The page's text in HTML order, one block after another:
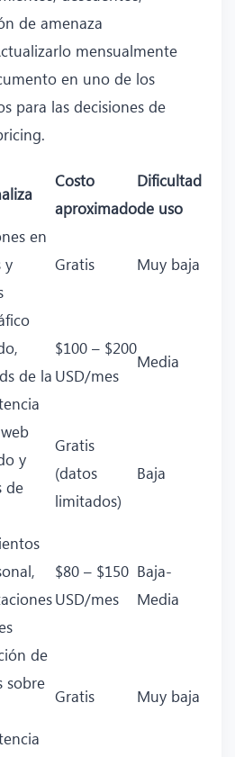
de amenaza
mensualmente
en uno de los
para las decisiones de
Costo
aproximado
Dificultad
de uso
en
y
Gratis Muy baja
de la
$100 – $200
USD/mes
Media
y
de
Gratis
(datos
limitados)
Baja
$80 – $150
USD/mes
Baja-
Media
de
sobre
Gratis Muy baja